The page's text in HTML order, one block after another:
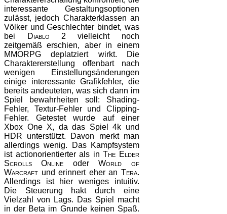
interessante Gestaltungsoptionen
zulässt, jedoch Charakterklassen an
Völker und Geschlechter bindet, was
bei
Diablo 2 vielleicht noch
zeitgemäß erschien, aber in einem
MMORPG deplatziert wirkt. Die
Charaktererstellung offenbart nach
wenigen Einstellungsänderungen
einige interessante Grafikfehler, die
bereits andeuteten, was sich dann im
Spiel bewahrheiten soll: Shading-
Fehler, Textur-Fehler und Clipping-
Fehler. Getestet wurde auf einer
Xbox One X, da das Spiel 4k und
HDR unterstützt. Davon merkt man
allerdings wenig. Das Kampfsystem
ist actionorientierter als inThe Elder
Scrolls Online oderWorld of
Warcraft und erinnert eher an Tera.
Allerdings ist hier weniges intuitiv.
Die Steuerung hakt durch eine
Vielzahl von Lags. Das Spiel macht
in der Beta im Grunde keinen Spaß.